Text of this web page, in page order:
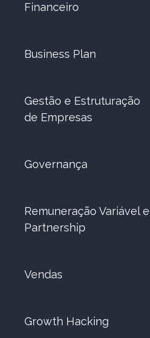
Financeiro
Business Plan
Gestão e Estruturação
de Empresas
Governança
Remuneração Variável e
Partnership
Vendas
Growth Hacking